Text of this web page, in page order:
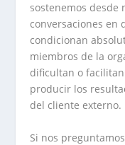
sostenemos desde
conversaciones en
condicionan
miembros de la
dificultan o
producir los
del cliente externo.
Si nos